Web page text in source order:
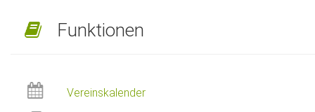
Funktionen
Vereinskalender